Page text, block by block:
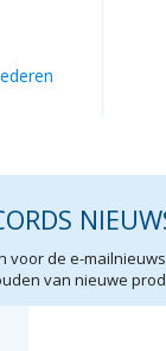
voor de e-
van nieuwe